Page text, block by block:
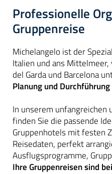
Professionelle
Gruppenreise
Michelangelo ist der
Italien und ans
del Garda und Barcelona
Planung und Durchführung
In unserem
finden Sie die passende
Gruppenhotels mit festen
Reisedaten, perfekt
Ausflugsprogramme,
Ihre Gruppenreisen sind